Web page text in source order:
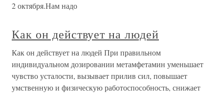
2 октября.Нам надо
Как он действует на людей
Как он действует на людей При правильном
индивидуальном дозировании метамфетамин уменьшает
чувство усталости, вызывает прилив сил, повышает
умственную и физическую работоспособность, снижает